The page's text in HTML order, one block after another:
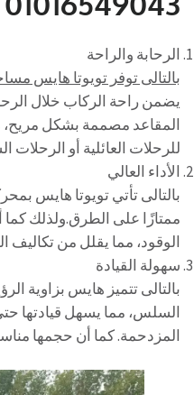
الرحابة والراحة
بالتالى توفر تويوتا هايس
يضمن راحة الركاب خلال
المقاعد مصممة بشكل مريح،
للرحلات العائلية أو الرحلات
الأداء العالي
بالتالى تأتي تويوتا هايس
ممتازًا على الطرق.ولذلك كما
الوقود، مما يقلل من تكاليف
سهولة القيادة
بالتالى تتميز هايس بزاوية
السلس، مما يسهل قيادتها
المزدحمة. كما أن حجمها